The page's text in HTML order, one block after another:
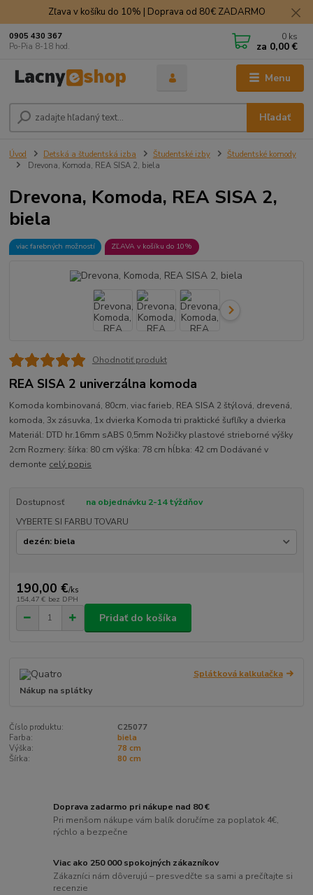
Zľava v košíku do 10% | Doprava od 80€ ZADARMO
Menu
Hľadať
0905 430 367
Po-Pia 8-18 hod.
0 ks
za 0,00 €
Úvod Detská a študentská izba Študentské izby
Študentské komody
Drevona, Komoda, REA SISA 2, biela
Drevona, Komoda, REA SISA 2,
biela
viac farebných možností ZĽAVA v košíku do 10%
Ohodnotiť produkt
REA SISA 2 univerzálna komoda
Komoda kombinovaná, 80cm, viac farieb, REA SISA 2 štýlová, drevená,
komoda, 3x zásuvka, 1x dvierka Komoda tri praktické šuflíky a dvierka
Materiál: DTD hr.16mm sABS 0,5mm Nožičky plastové strieborné výšky
2cm Rozmery: šírka: 80 cm výška: 78 cm hĺbka: 42 cm Dodávané v
demonte celý popis
Dostupnosť
na objednávku 2-14 týždňov
VYBERTE SI FARBU TOVARU
190,00 €/ks
154,47 € bez DPH
Pridať do košíka
Splátková kalkulačka
Nákup na splátky
Číslo produktu:
C25077
Farba:
biela
Výška:
78 cm
Šírka:
80 cm
Doprava zadarmo pri nákupe nad 80 €
Pri menšom nákupe vám balík doručíme za poplatok 4€,
rýchlo a bezpečne
Viac ako 250 000 spokojných zákazníkov
Zákazníci nám dôverujú – presvedčte sa sami a prečítajte si
recenzie